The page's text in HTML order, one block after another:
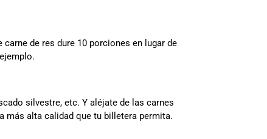
de res dure 10 porciones en lugar de
silvestre, etc. Y aléjate de las carnes
más alta calidad que tu billetera permita.